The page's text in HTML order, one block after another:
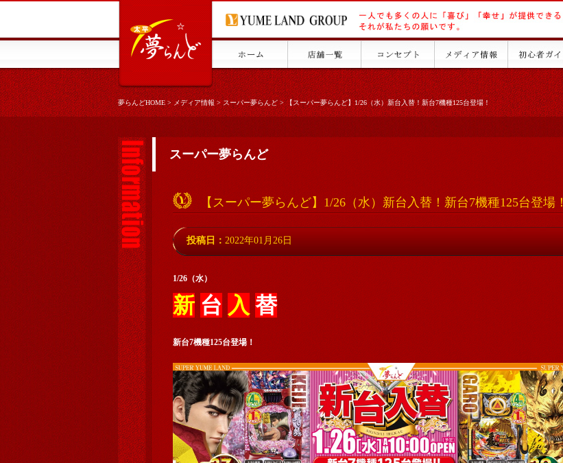
夢らんどHOME>メディア情報>スーパー夢らんど>【スーパー夢らんど】1/26（水）新台入替！新台7機種125台登場！
スーパー夢らんど
【スーパー夢らんど】1/26（水）新台入替！新台7機種125台登場！
投稿日： 2022年01月26日
1/26（水）
新 台 入 替
新台7機種125台登場！